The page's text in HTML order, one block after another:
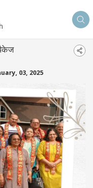
पैकेज
03, 2025